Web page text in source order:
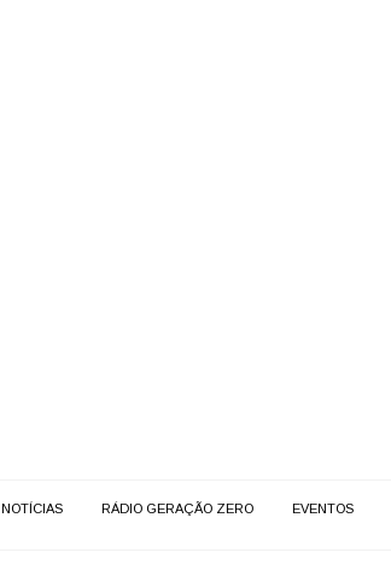
NOTÍCIAS RÁDIO GERAÇÃO ZERO EVENTOS